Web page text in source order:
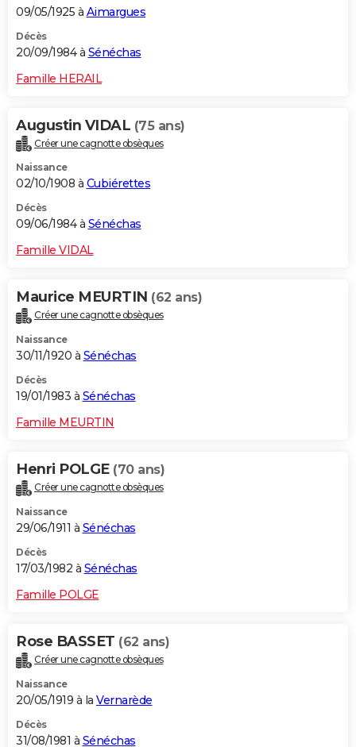
09/05/1925 à Aimargues
Décès
20/09/1984 à Sénéchas
Famille HERAIL
Augustin VIDAL (75 ans)
Créer une cagnotte obsèques
Naissance
02/10/1908 à Cubiérettes
Décès
09/06/1984 à Sénéchas
Famille VIDAL
Maurice MEURTIN (62 ans)
Créer une cagnotte obsèques
Naissance
30/11/1920 à Sénéchas
Décès
19/01/1983 à Sénéchas
Famille MEURTIN
Henri POLGE (70 ans)
Créer une cagnotte obsèques
Naissance
29/06/1911 à Sénéchas
Décès
17/03/1982 à Sénéchas
Famille POLGE
Rose BASSET (62 ans)
Créer une cagnotte obsèques
Naissance
20/05/1919 à la Vernarède
Décès
31/08/1981 à Sénéchas